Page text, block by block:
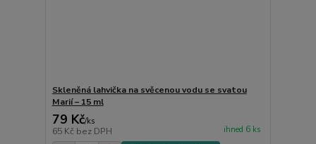
Skleněná lahvička na svěcenou vodu se svatou
Marií – 15 ml
79 Kč/ks
65 Kč bez DPH ihned 6 ks